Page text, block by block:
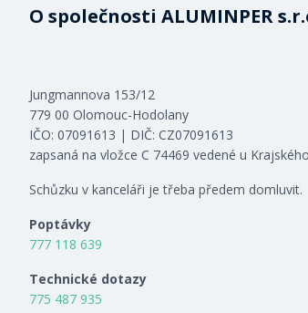
O společnosti ALUMINPER
Jungmannova 153/12
779 00 Olomouc-Hodolany
IČO: 07091613 | DIČ: CZ07091613
zapsaná na vložce C 74469 vedené u
Schůzku v kanceláři je třeba předem domluvit.
Poptávky
777 118 639
Technické dotazy
775 487 935